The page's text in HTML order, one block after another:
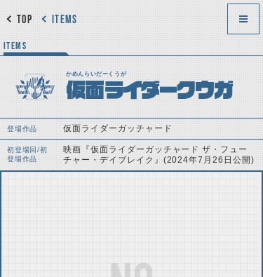
ITEMS
TOP
ITEMS
かめんらいだーくうが
仮面ライダークウガ
登場作品 仮面ライダーガッチャード
初登場回/初
登場作品
映画『仮面ライダーガッチャード ザ・フュー
チャー・デイブレイク』(2024年7月26日公開)